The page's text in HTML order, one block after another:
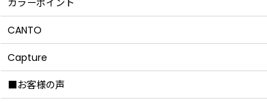
CANTO
Capture
■お客様の声